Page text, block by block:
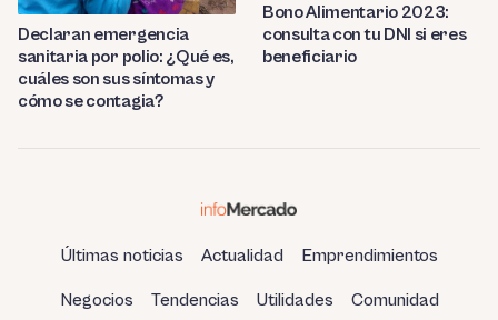
Declaran emergencia
sanitaria por polio: ¿Qué es,
cuáles son sus síntomas y
cómo se contagia?
Bono Alimentario 2023:
consulta con tu DNI si eres
beneficiario
Últimas noticias Actualidad Emprendimientos
Negocios Tendencias Utilidades Comunidad